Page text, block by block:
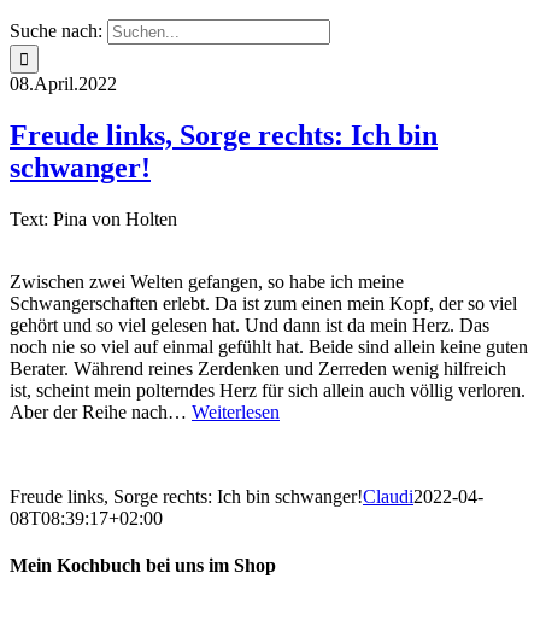
Suche nach:
08.April.2022
Freude links, Sorge rechts: Ich bin
schwanger!
Text: Pina von Holten
Zwischen zwei Welten gefangen, so habe ich meine
Schwangerschaften erlebt. Da ist zum einen mein Kopf, der so viel
gehört und so viel gelesen hat. Und dann ist da mein Herz. Das
noch nie so viel auf einmal gefühlt hat. Beide sind allein keine guten
Berater. Während reines Zerdenken und Zerreden wenig hilfreich
ist, scheint mein polterndes Herz für sich allein auch völlig verloren.
Aber der Reihe nach… Weiterlesen
Freude links, Sorge rechts: Ich bin schwanger!Claudi2022-04-
08T08:39:17+02:00
Mein Kochbuch bei uns im Shop